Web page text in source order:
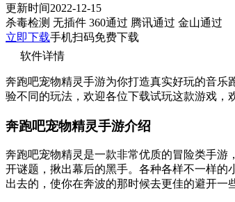
更新时间2022-12-15
杀毒检测 无插件 360通过 腾讯通过 金山通过
立即下载手机扫码免费下载
软件详情
奔跑吧宠物精灵手游为你打造真实好玩的音
验不同的玩法，欢迎各位下载试玩这款游戏，
奔跑吧宠物精灵手游介绍
奔跑吧宠物精灵是一款非常优质的冒险类手
开谜题，揪出幕后的黑手。各种各样不一样的
出去的，使你在奔波的那时候去更佳的避开一